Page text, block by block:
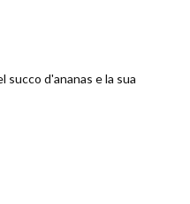
d'ananas e la sua